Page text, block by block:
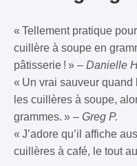
« Tellement pratique
cuillère à soupe en
pâtisserie ! » – Danielle
« Un vrai sauveur
les cuillères à soupe,
grammes. » – Greg P.
« J’adore qu’il affiche
cuillères à café, le tout